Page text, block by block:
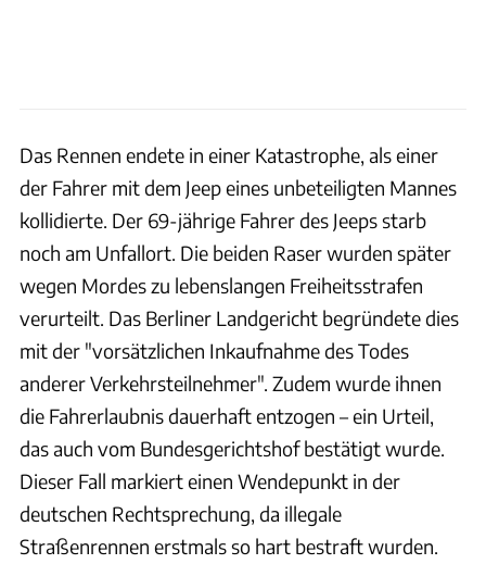
Das Rennen endete in einer Katastrophe, als einer
der Fahrer mit dem Jeep eines unbeteiligten Mannes
kollidierte. Der 69-jährige Fahrer des Jeeps starb
noch am Unfallort. Die beiden Raser wurden später
wegen Mordes zu lebenslangen Freiheitsstrafen
verurteilt. Das Berliner Landgericht begründete dies
mit der "vorsätzlichen Inkaufnahme des Todes
anderer Verkehrsteilnehmer". Zudem wurde ihnen
die Fahrerlaubnis dauerhaft entzogen – ein Urteil,
das auch vom Bundesgerichtshof bestätigt wurde.
Dieser Fall markiert einen Wendepunkt in der
deutschen Rechtsprechung, da illegale
Straßenrennen erstmals so hart bestraft wurden.